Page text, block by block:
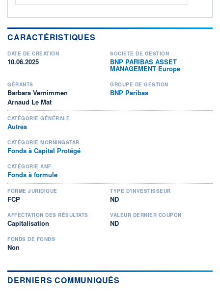
CARACTÉRISTIQUES
DATE DE CRÉATION
10.06.2025
SOCIÉTÉ DE GESTION
BNP PARIBAS ASSET
MANAGEMENT Europe
GÉRANTS
Barbara Vernimmen
Arnaud Le Mat
GROUPE DE GESTION
BNP Paribas
CATÉGORIE GÉNÉRALE
Autres
CATÉGORIE MORNINGSTAR
Fonds à Capital Protégé
CATÉGORIE AMF
Fonds à formule
FORME JURIDIQUE
FCP
TYPE D'INVESTISSEUR
ND
AFFECTATION DES RÉSULTATS
Capitalisation
VALEUR DERNIER COUPON
ND
FONDS DE FONDS
Non
DERNIERS COMMUNIQUÉS